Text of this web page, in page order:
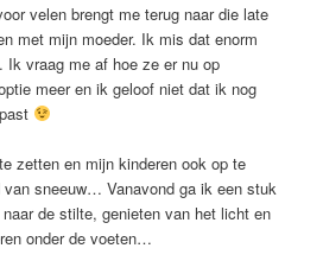
velen brengt me terug naar die late
met mijn moeder. Ik mis dat enorm
Ik vraag me af hoe ze er nu op
meer en ik geloof niet dat ik nog
zetten en mijn kinderen ook op te
sneeuw… Vanavond ga ik een stuk
de stilte, genieten van het licht en
onder de voeten…